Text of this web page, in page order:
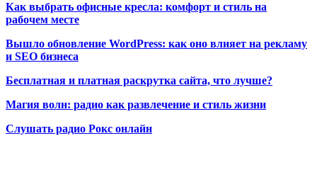
Как выбрать офисные кресла: комфорт и стиль на
рабочем месте
Вышло обновление WordPress: как оно влияет на рекламу
и SEO бизнеса
Бесплатная и платная раскрутка сайта, что лучше?
Магия волн: радио как развлечение и стиль жизни
Слушать радио Рокс онлайн